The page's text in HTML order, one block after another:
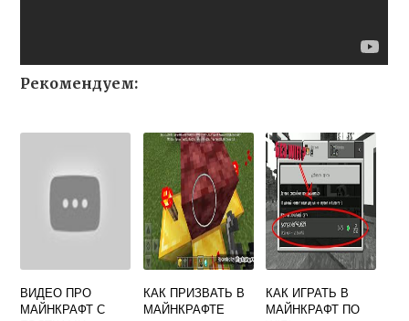
Рекомендуем:
ВИДЕО ПРО
МАЙНКРАФТ С
КАК ПРИЗВАТЬ В
МАЙНКРАФТЕ
КАК ИГРАТЬ В
МАЙНКРАФТ ПО